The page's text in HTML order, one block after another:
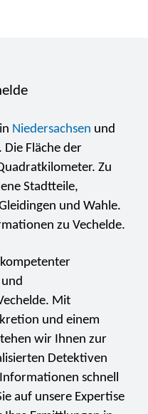
Niedersachsen und
Die Fläche der
Zu
Stadtteile,
und Wahle.
zu Vechelde.
Mit
und einem
wir Ihnen zur
Detektiven
schnell
auf unsere Expertise